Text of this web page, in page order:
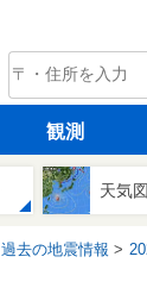
tenki.jp
観測
天気図
過去の地震情報